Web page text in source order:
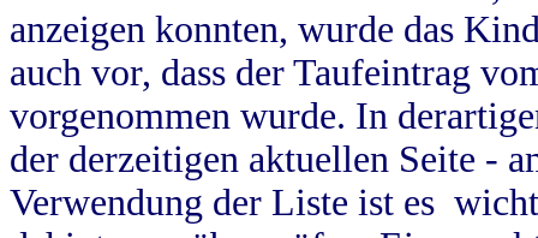
anzeigen konnten, wurde das
auch vor, dass der Taufeintrag
vorgenommen wurde. In
der derzeitigen aktuellen Seite -
Verwendung der Liste ist es